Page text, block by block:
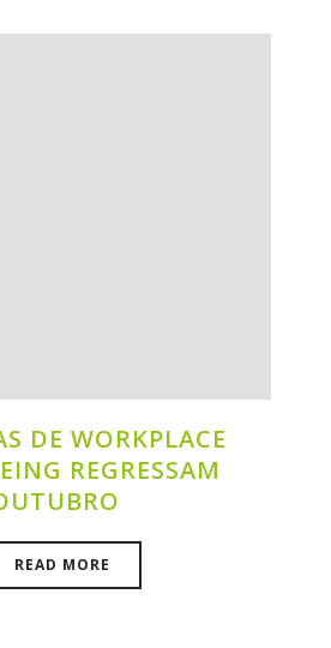
DE WORKPLACE
REGRESSAM
READ MORE